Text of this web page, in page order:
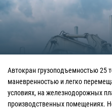
Автокран грузоподъемностью 25
маневренностью и легко
условиях, на железнодорожных
производственных помещениях.